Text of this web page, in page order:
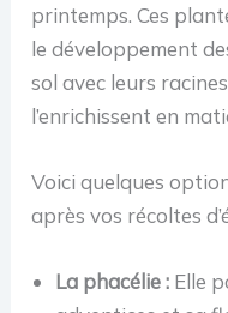
printemps. Ces
le développement
sol avec leurs
l’enrichissent en
Voici quelques
après vos récoltes
La phacélie : Elle